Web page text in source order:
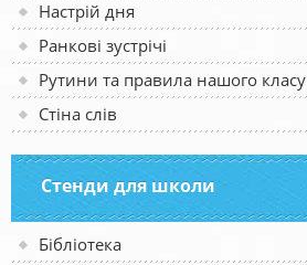
Настрій дня
Ранкові зустрічі
Рутини та правила нашого класу
Стіна слів
Стенди для школи
Бібліотека